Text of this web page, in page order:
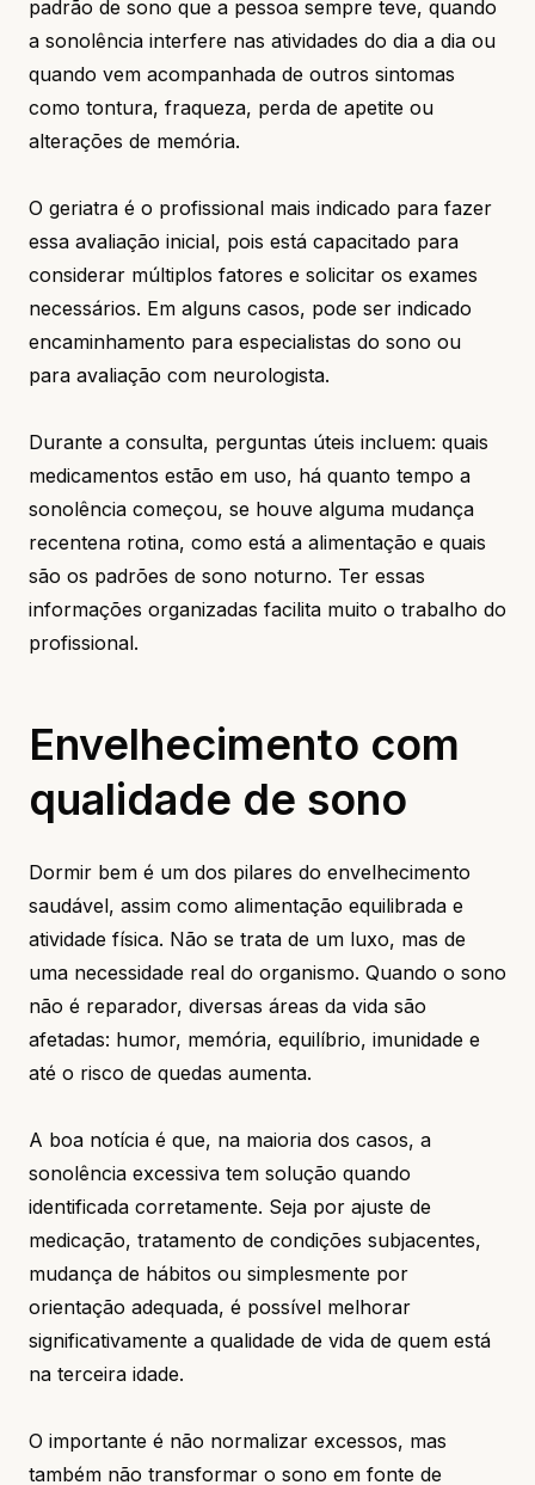
padrão de sono que a pessoa sempre teve, quando
a sonolência interfere nas atividades do dia a dia ou
quando vem acompanhada de outros sintomas
como tontura, fraqueza, perda de apetite ou
alterações de memória.
O geriatra é o profissional mais indicado para fazer
essa avaliação inicial, pois está capacitado para
considerar múltiplos fatores e solicitar os exames
necessários. Em alguns casos, pode ser indicado
encaminhamento para especialistas do sono ou
para avaliação com neurologista.
Durante a consulta, perguntas úteis incluem: quais
medicamentos estão em uso, há quanto tempo a
sonolência começou, se houve alguma mudança
recentena rotina, como está a alimentação e quais
são os padrões de sono noturno. Ter essas
informações organizadas facilita muito o trabalho do
profissional.
Envelhecimento com
qualidade de sono
Dormir bem é um dos pilares do envelhecimento
saudável, assim como alimentação equilibrada e
atividade física. Não se trata de um luxo, mas de
uma necessidade real do organismo. Quando o sono
não é reparador, diversas áreas da vida são
afetadas: humor, memória, equilíbrio, imunidade e
até o risco de quedas aumenta.
A boa notícia é que, na maioria dos casos, a
sonolência excessiva tem solução quando
identificada corretamente. Seja por ajuste de
medicação, tratamento de condições subjacentes,
mudança de hábitos ou simplesmente por
orientação adequada, é possível melhorar
significativamente a qualidade de vida de quem está
na terceira idade.
O importante é não normalizar excessos, mas
também não transformar o sono em fonte de